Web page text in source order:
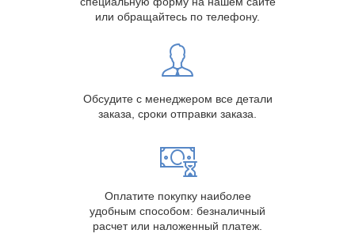
или обращайтесь по телефону.
Обсудите с менеджером все детали
заказа, сроки отправки заказа.
Оплатите покупку наиболее
удобным способом: безналичный
расчет или наложенный платеж.